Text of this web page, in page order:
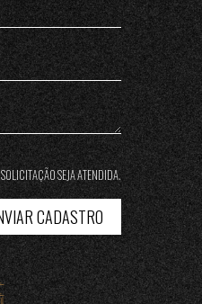
SEJA ATENDIDA.
CADASTRO